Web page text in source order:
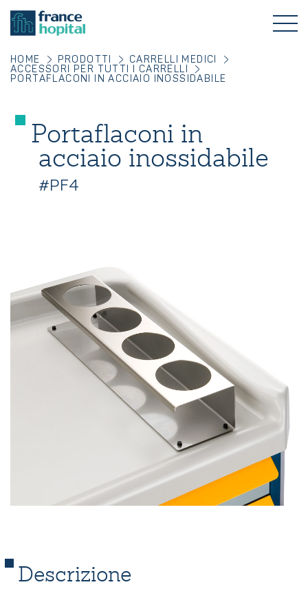
HOME PRODOTTI
CARRELLI MEDICI
ACCESSORI PER TUTTI I CARRELLI
PORTAFLACONI IN ACCIAIO INOSSIDABILE
Portaflaconi in
acciaio inossidabile
#PF4
Descrizione